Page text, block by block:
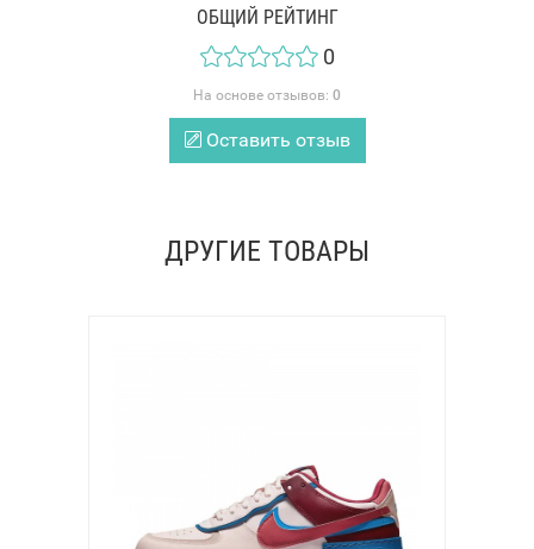
ОБЩИЙ РЕЙТИНГ
0
На основе отзывов: 0
Оставить отзыв
ДРУГИЕ ТОВАРЫ